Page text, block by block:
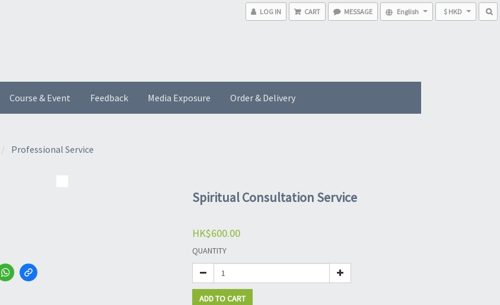
LOG IN CART MESSAGE English $ HKD
Course & Event Feedback Media Exposure Order & Delivery
Professional Service
Spiritual Consultation Service
HK$600.00
QUANTITY
ADD TO CART